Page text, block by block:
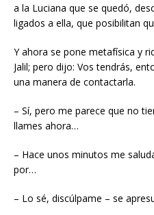
a la Luciana que se quedó,
ligados a ella, que posibilitan
Y ahora se pone metafísica y
Jalil; pero dijo: Vos tendrás,
una manera de contactarla.
– Sí, pero me parece que no
llames ahora…
– Hace unos minutos me
por…
– Lo sé, discúlpame – se